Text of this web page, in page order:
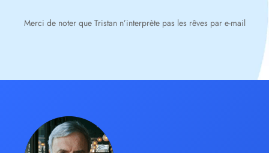
Merci de noter que Tristan n’interprète pas les rêves par e-mail